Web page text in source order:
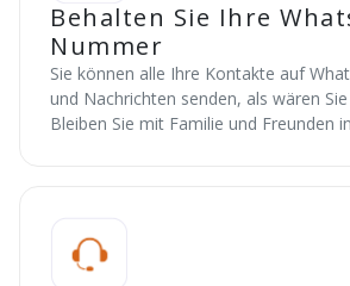
Behalten Sie Ihre
Nummer
Sie können alle Ihre Kontakte auf
und Nachrichten senden, als wären
Bleiben Sie mit Familie und Freunden